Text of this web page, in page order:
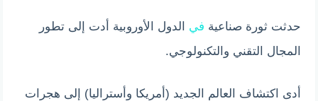
حدثت ثورة صناعية في الدول الأوروبية أدت إلى تطور
المجال التقني والتكنولوجي.
أدى اكتشاف العالم الجديد (أمريكا وأستراليا) إلى هجرات